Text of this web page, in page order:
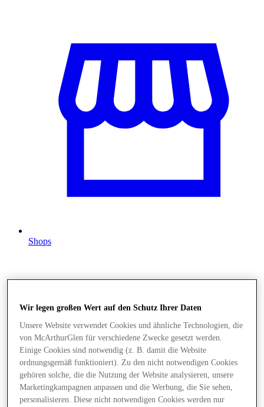
Shops
Wir legen großen Wert auf den Schutz Ihrer Daten
Unsere Website verwendet Cookies und ähnliche Technologien, die
von McArthurGlen für verschiedene Zwecke gesetzt werden.
Einige Cookies sind notwendig (z. B. damit die Website
ordnungsgemäß funktioniert). Zu den nicht notwendigen Cookies
gehören solche, die die Nutzung der Website analysieren, unsere
Marketingkampagnen anpassen und die Werbung, die Sie sehen,
personalisieren. Diese nicht notwendigen Cookies werden nur